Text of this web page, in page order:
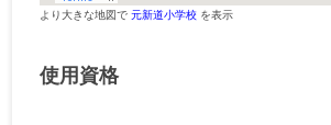
より大きな地図で元新道小学校 を表示
使用資格